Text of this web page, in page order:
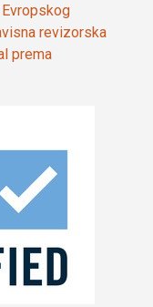
revizorska
prema